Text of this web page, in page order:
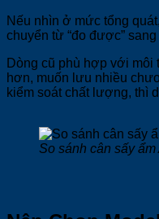
Nếu nhìn ở mức tổng
chuyển từ “đo được”
Dòng cũ phù hợp với
hơn, muốn lưu nhiều
kiểm soát chất lượng, thì
So sánh cân sấy